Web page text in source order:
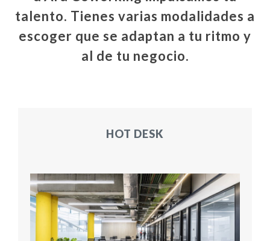
talento. Tienes varias modalidades a
escoger que se adaptan a tu ritmo y
al de tu negocio.
HOT DESK